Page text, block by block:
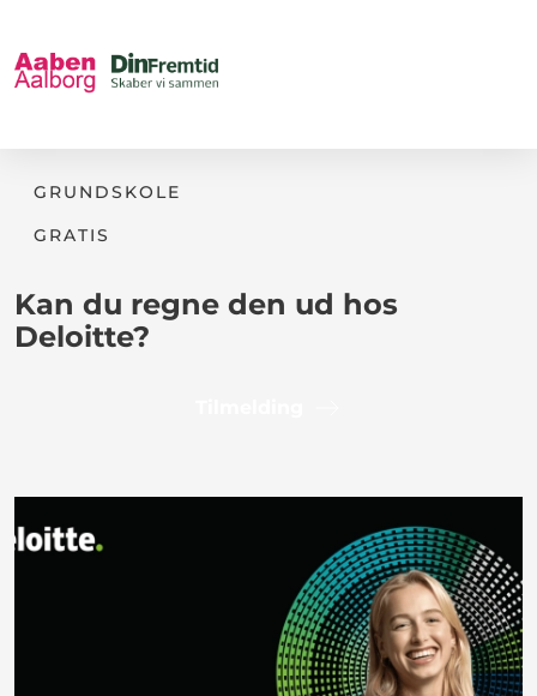
GRUNDSKOLE
GRATIS
Kan du regne den ud hos
Deloitte?